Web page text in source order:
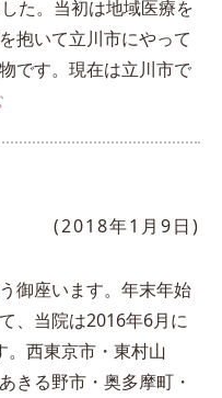
た。当初は地域医療を
抱いて立川市にやって
です。現在は立川市で
(2018年1月9日)
御座います。年末年始
、当院は2016年6月に
。西東京市・東村山
きる野市・奥多摩町・